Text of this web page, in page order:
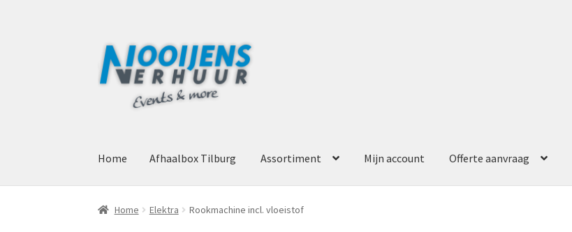
door
naar
navigatie
naar
de
inhoud
Home Afhaalbox Tilburg Assortiment Mijn account Offerte aanvraag
Home Afhaalbox Tilburg Assortiment Mijn account
Home Elektra Rookmachine incl. vloeistof